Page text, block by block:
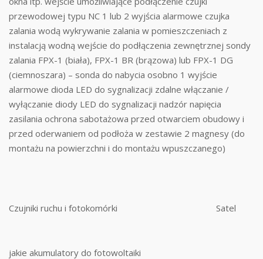
przewodowej typu NC 1 lub 2 wyjścia alarmowe czujka
zalania wodą wykrywanie zalania w pomieszczeniach z
instalacją wodną wejście do podłączenia zewnętrznej sondy
zalania FPX-1 (biała), FPX-1 BR (brązowa) lub FPX-1 DG
(ciemnoszara) – sonda do nabycia osobno 1 wyjście
alarmowe dioda LED do sygnalizacji zdalne włączanie /
wyłączanie diody LED do sygnalizacji nadzór napięcia
zasilania ochrona sabotażowa przed otwarciem obudowy i
przed oderwaniem od podłoża w zestawie 2 magnesy (do
montażu na powierzchni i do montażu wpuszczanego)
Czujniki ruchu i fotokomórki Satel
jakie akumulatory do fotowoltaiki